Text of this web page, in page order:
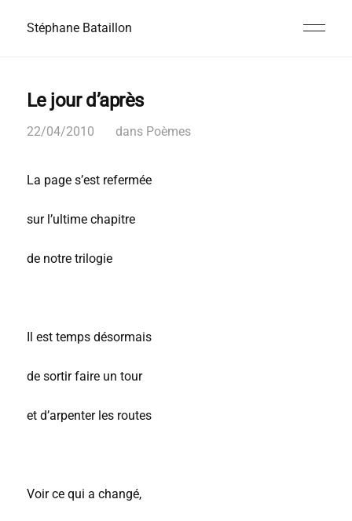
Stéphane Bataillon
Le jour d’après
22/04/2010 dans Poèmes
La page s’est refermée
sur l’ultime chapitre
de notre trilogie
Il est temps désormais
de sortir faire un tour
et d’arpenter les routes
Voir ce qui a changé,